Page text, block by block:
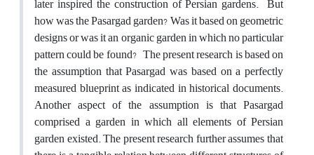
how was the Pasargad garden? Was it based on geometric
designs or was it an organic garden in which no particular
pattern could be found? The present research is based on
the assumption that Pasargad was based on a perfectly
measured blueprint as indicated in historical documents.
Another aspect of the assumption is that Pasargad
comprised a garden in which all elements of Persian
garden existed. The present research further assumes that